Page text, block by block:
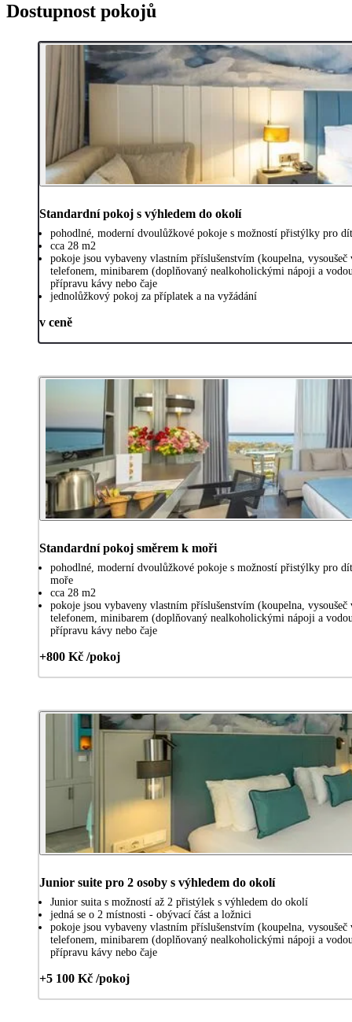
Dostupnost pokojů
Standardní pokoj s výhledem do okolí
pohodlné, moderní dvoulůžkové pokoje s možností přistýlky pro
cca 28 m2
pokoje jsou vybaveny vlastním příslušenstvím (koupelna,
telefonem, minibarem (doplňovaný nealkoholickými nápoji a
přípravu kávy nebo čaje
jednolůžkový pokoj za příplatek a na vyžádání
v ceně
Standardní pokoj směrem k moři
pohodlné, moderní dvoulůžkové pokoje s možností přistýlky pro
moře
cca 28 m2
pokoje jsou vybaveny vlastním příslušenstvím (koupelna,
telefonem, minibarem (doplňovaný nealkoholickými nápoji a
přípravu kávy nebo čaje
+800 Kč /pokoj
Junior suite pro 2 osoby s výhledem do okolí
Junior suita s možností až 2 přistýlek s výhledem do okolí
jedná se o 2 místnosti - obývací část a ložnici
pokoje jsou vybaveny vlastním příslušenstvím (koupelna,
telefonem, minibarem (doplňovaný nealkoholickými nápoji a
přípravu kávy nebo čaje
+5 100 Kč /pokoj